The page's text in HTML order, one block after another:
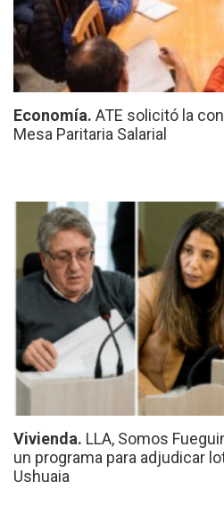
Economía. ATE solicitó la
Mesa Paritaria Salarial
Vivienda. LLA, Somos
un programa para adjudicar
Ushuaia